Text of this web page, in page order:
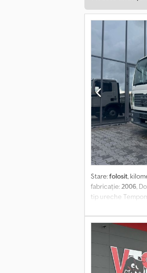
Stare:folosit,
fabricație:2006,
tip ureche